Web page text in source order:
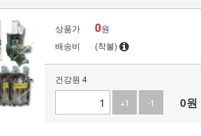
상품가 0원
배송비
(착불)
건강원 4
+1
-1 0원